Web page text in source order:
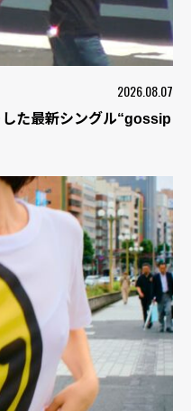
2026.08.07
た最新シングル“gossip